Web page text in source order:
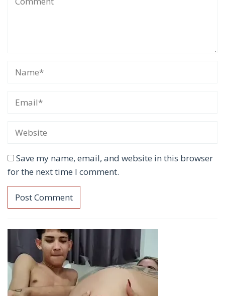
Save my name, email, and website in this browser
for the next time I comment.